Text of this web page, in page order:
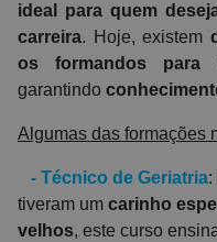
ideal para quem
carreira. Hoje, existem
os formandos para
garantindo
Algumas das formações
- Técnico de Geriatria:
tiveram um carinho
velhos, este curso